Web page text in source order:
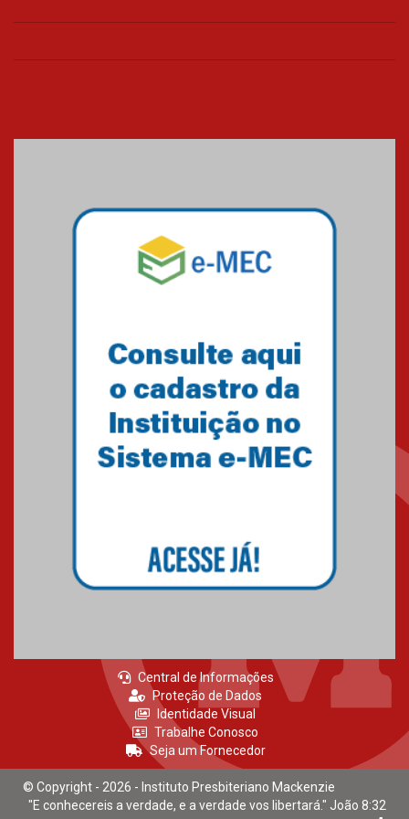
Central de Informações
Proteção de Dados
Identidade Visual
Trabalhe Conosco
Seja um Fornecedor
© Copyright - 2026 - Instituto Presbiteriano Mackenzie
"E conhecereis a verdade, e a verdade vos libertará." João 8:32